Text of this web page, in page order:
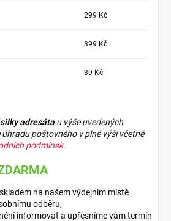
299 Kč
399 Kč
39 Kč
adresáta u výše uvedených
poštovného v plné výši včetně
podmínek.
na našem výdejním místě
odběru,
informovat a upřesníme vám termín